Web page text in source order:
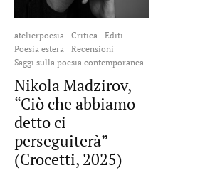
atelierpoesia Critica
Editi
Poesia estera
Recensioni
Saggi sulla poesia contemporanea
Nikola Madzirov,
“Ciò che abbiamo
detto ci
perseguiterà”
(Crocetti, 2025)